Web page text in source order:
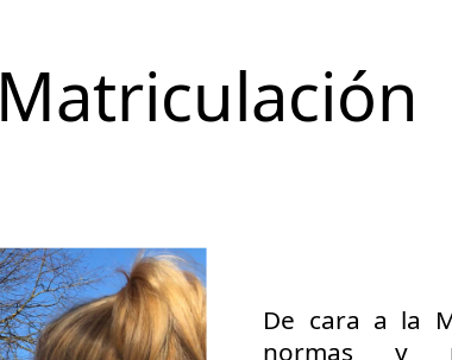
Matriculación
De cara a la
normas y